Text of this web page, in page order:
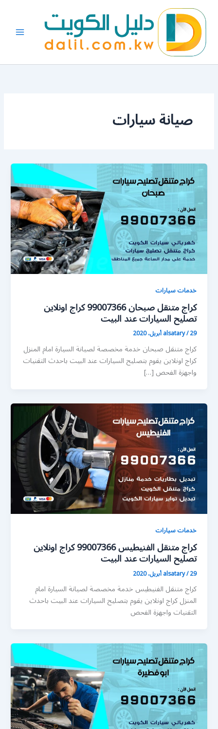
المحتوى
صيانة سيارات
خدمات سيارات
كراج متنقل صبحان 99007366 كراج اونلاين
تصليح السيارات عند البيت
alsatary/29 أبريل، 2020
كراج متنقل صبحان خدمة مخصصة لصيانة السيارة امام المنزل
كراج اونلاين يقوم بتصليح السيارات عند البيت باحدث التقنيات
واجهزة الفحص […]
خدمات سيارات
كراج متنقل الفنيطيس 99007366 كراج اونلاين
تصليح السيارات عند البيت
alsatary/29 أبريل، 2020
كراج متنقل الفنيطيس خدمة مخصصة لصيانة السيارة امام
المنزل كراج اونلاين يقوم بتصليح السيارات عند البيت باحدث
التقنيات واجهزة الفحص